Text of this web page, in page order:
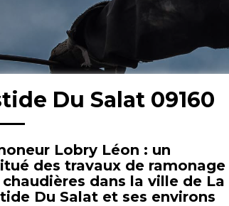
Du Salat 09160
Lobry Léon : un
des travaux de ramonage
chaudières dans la ville de La
Du Salat et ses environs